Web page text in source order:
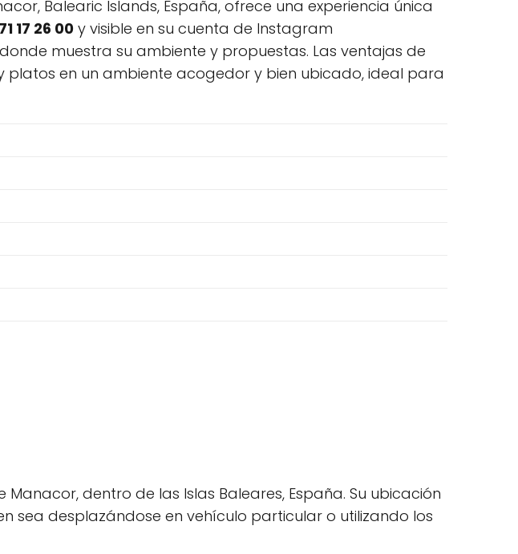
Balearic Islands, España, ofrece una experiencia única
17 26 00 y visible en su cuenta de Instagram
muestra su ambiente y propuestas. Las ventajas de
en un ambiente acogedor y bien ubicado, ideal para
dentro de las Islas Baleares, España. Su ubicación
sea desplazándose en vehículo particular o utilizando los